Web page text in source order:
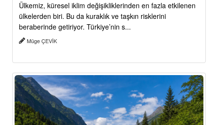
Ülkemiz, küresel iklim değişikliklerinden en fazla etkilenen
ülkelerden biri. Bu da kuraklık ve taşkın risklerini
beraberinde getiriyor. Türkiye’nin s...
Müge ÇEVİK